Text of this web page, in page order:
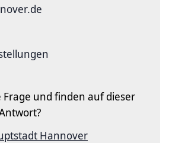
Frage und finden auf dieser
Hannover